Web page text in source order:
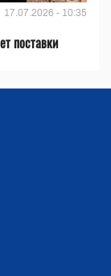
17.07.2026 - 10:35
поставки